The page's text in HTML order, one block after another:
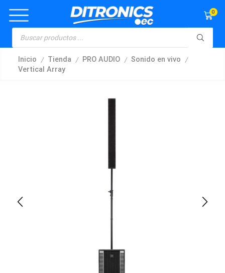
0
Inicio / Tienda / PRO AUDIO / Sonido en vivo /
Vertical Array